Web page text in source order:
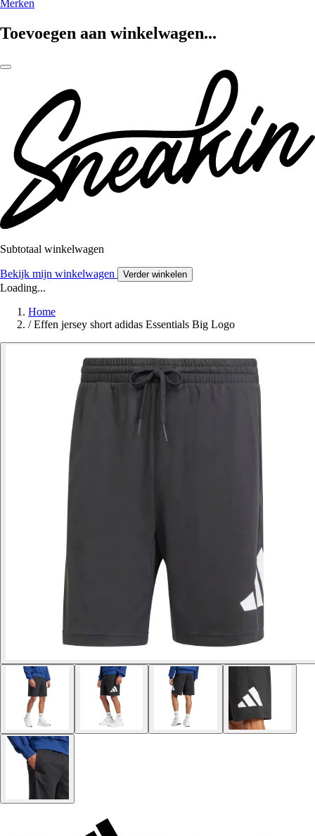
Merken
Toevoegen aan winkelwagen...
Subtotaal winkelwagen
Bekijk mijn winkelwagen Verder winkelen
Loading...
Home
/ Effen jersey short adidas Essentials Big Logo